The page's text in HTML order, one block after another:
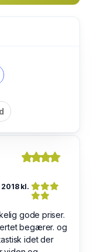
kl.
gode priser.
begærer. og
idet der